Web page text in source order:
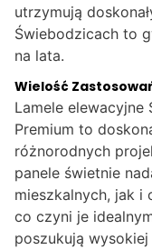
utrzymują
Świebodzicach to
na lata.
Wielość
Lamele
Premium to
różnorodnych
panele świetnie
mieszkalnych, jak i
co czyni je
poszukują